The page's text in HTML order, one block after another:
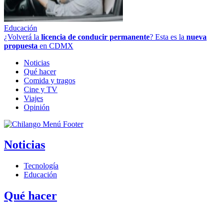
Educación
¿Volverá la licencia de conducir permanente? Esta es la nueva
propuesta en CDMX
Noticias
Qué hacer
Comida y tragos
Cine y TV
Viajes
Opinión
Noticias
Tecnología
Educación
Qué hacer